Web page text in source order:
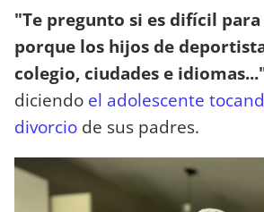
"Te pregunto si es difícil para
porque los hijos de
colegio, ciudades e
diciendo el adolescente
divorcio de sus padres.